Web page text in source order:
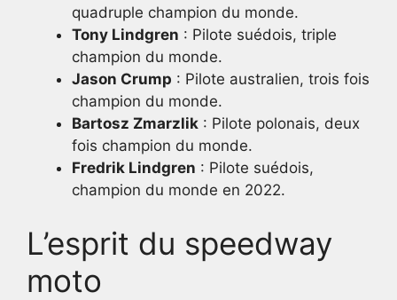
quadruple champion du monde.
Tony Lindgren : Pilote suédois, triple
champion du monde.
Jason Crump : Pilote australien, trois fois
champion du monde.
Bartosz Zmarzlik : Pilote polonais, deux
fois champion du monde.
Fredrik Lindgren : Pilote suédois,
champion du monde en 2022.
L’esprit du speedway
moto